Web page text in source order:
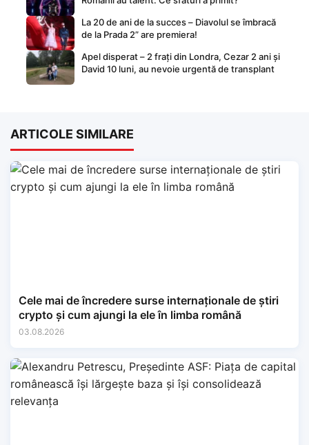
La 20 de ani de la succes – Diavolul se îmbracă
de la Prada 2” are premiera!
Apel disperat – 2 frați din Londra, Cezar 2 ani și
David 10 luni, au nevoie urgentă de transplant
ARTICOLE SIMILARE
Cele mai de încredere surse internaționale de știri
crypto și cum ajungi la ele în limba română
03.08.2026